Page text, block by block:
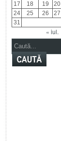
17
18 19 20
24
25 26 27
31
« iul.